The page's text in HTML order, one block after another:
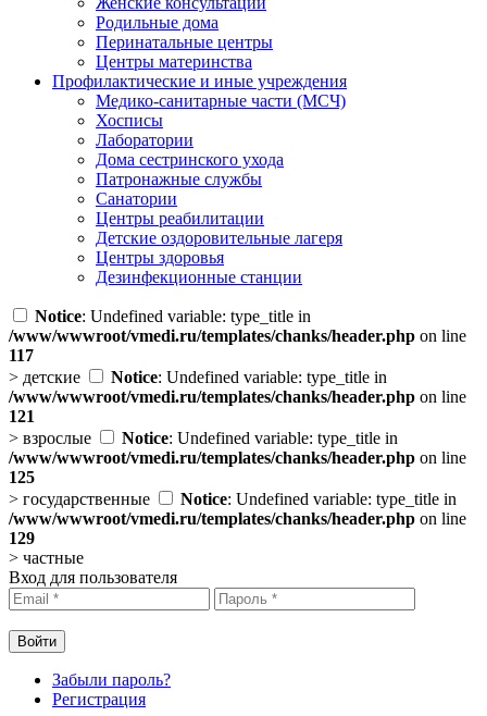
Родильные дома
Перинатальные центры
Центры материнства
Профилактические и иные учреждения
Медико-санитарные части (МСЧ)
Хосписы
Лаборатории
Дома сестринского ухода
Патронажные службы
Санатории
Центры реабилитации
Детские оздоровительные лагеря
Центры здоровья
Дезинфекционные станции
Notice: Undefined variable: type_title in
/www/wwwroot/vmedi.ru/templates/chanks/header.php on line
117
> детские Notice: Undefined variable: type_title in
/www/wwwroot/vmedi.ru/templates/chanks/header.php on line
121
> взрослые Notice: Undefined variable: type_title in
/www/wwwroot/vmedi.ru/templates/chanks/header.php on line
125
> государственные Notice: Undefined variable: type_title in
/www/wwwroot/vmedi.ru/templates/chanks/header.php on line
129
> частные
Вход для пользователя
Забыли пароль?
Регистрация